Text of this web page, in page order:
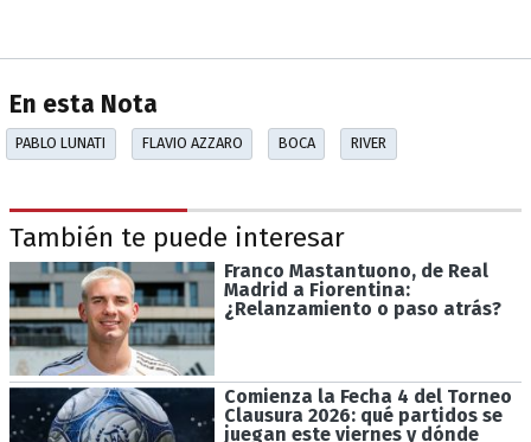
En esta Nota
PABLO LUNATI FLAVIO AZZARO BOCA RIVER
También te puede interesar
Franco Mastantuono, de Real
Madrid a Fiorentina:
¿Relanzamiento o paso atrás?
Comienza la Fecha 4 del Torneo
Clausura 2026: qué partidos se
juegan este viernes y dónde